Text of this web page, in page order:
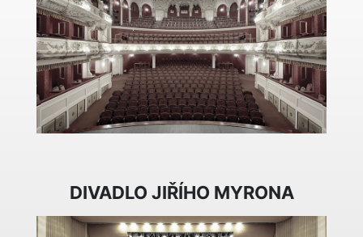
DIVADLO JIŘÍHO MYRONA